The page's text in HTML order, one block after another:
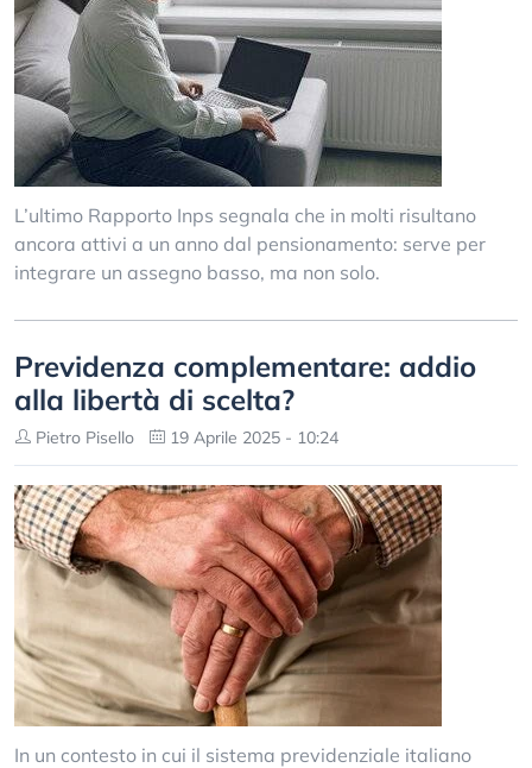
L’ultimo Rapporto Inps segnala che in molti risultano
ancora attivi a un anno dal pensionamento: serve per
integrare un assegno basso, ma non solo.
Previdenza complementare: addio
alla libertà di scelta?
Pietro Pisello 19 Aprile 2025 - 10:24
In un contesto in cui il sistema previdenziale italiano